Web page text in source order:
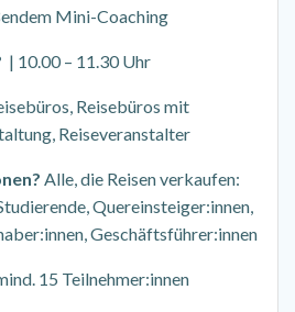
Mini-Coaching
| 10.00 – 11.30 Uhr
Reisebüros mit
Reiseveranstalter
Alle, die Reisen verkaufen:
Quereinsteiger:innen,
Geschäftsführer:innen
15 Teilnehmer:innen